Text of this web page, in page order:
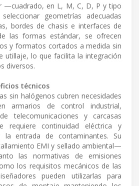
—cuadrado, en L, M, C, D, P y tipo
geometrías adecuadas
bordes de chasis e interfaces de
las formas estándar, se ofrecen
y formatos cortados a medida sin
utillaje, lo que facilita la integración
diversos.
técnicos
sin halógenos cubren necesidades
armarios de control industrial,
telecomunicaciones y carcasas
requiere continuidad eléctrica y
entrada de contaminantes. Su
EMI y sellado ambiental—
las normativas de emisiones
los requisitos mecánicos de las
pueden utilizarlas para